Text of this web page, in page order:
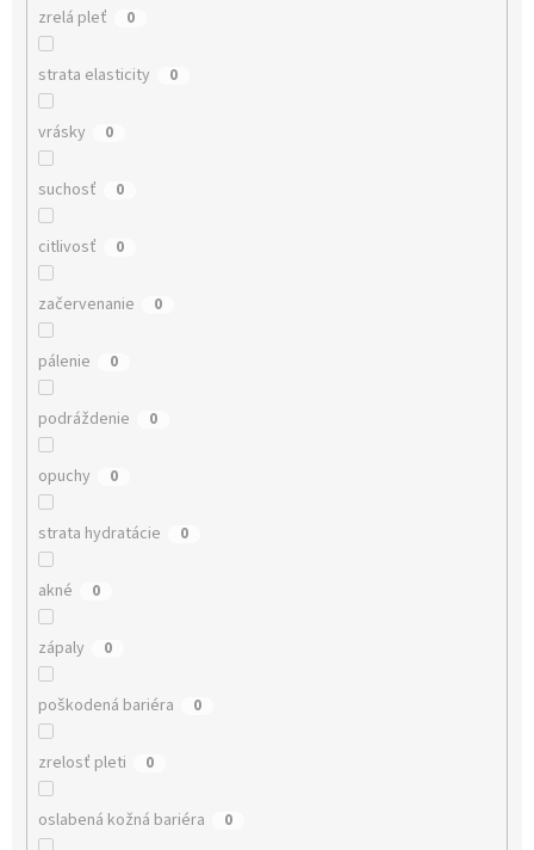
zrelá pleť 0
strata elasticity 0
vrásky 0
suchosť 0
citlivosť 0
začervenanie 0
pálenie 0
podráždenie 0
opuchy 0
strata hydratácie 0
akné 0
zápaly 0
poškodená bariéra 0
zrelosť pleti 0
oslabená kožná bariéra 0